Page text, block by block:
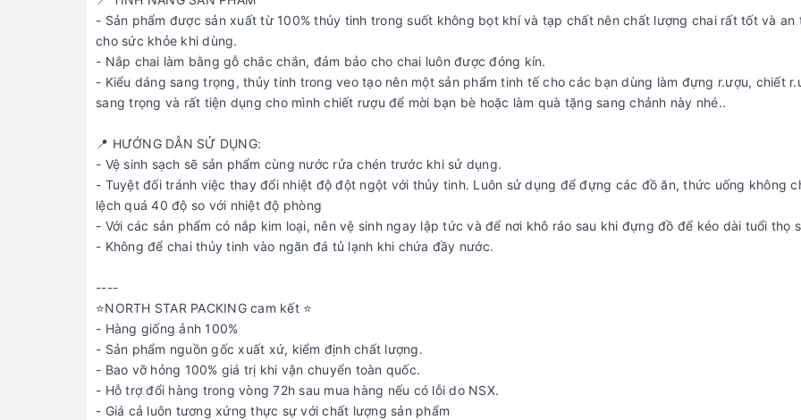
- Sản phẩm được sản xuất từ 100% thủy tinh trong suốt không bọt khí và tạp chất nên chất lượng chai rất tốt và an
cho sức khỏe khi dùng.
- Nắp chai làm bằng gỗ chắc chắn, đảm bảo cho chai luôn được đóng kín.
- Kiểu dáng sang trọng, thủy tinh trong veo tạo nên một sản phẩm tinh tế cho các bạn dùng làm đựng r.ượu, chiết
sang trọng và rất tiện dụng cho mình chiết rượu để mời bạn bè hoặc làm quà tặng sang chảnh này nhé..
📍 HƯỚNG DẪN SỬ DỤNG:
- Vệ sinh sạch sẽ sản phẩm cùng nước rửa chén trước khi sử dụng.
- Tuyệt đối tránh việc thay đổi nhiệt độ đột ngột với thủy tinh. Luôn sử dụng để đựng các đồ ăn, thức uống không
lệch quá 40 độ so với nhiệt độ phòng
- Với các sản phẩm có nắp kim loại, nên vệ sinh ngay lập tức và để nơi khô ráo sau khi đựng đồ để kéo dài tuổi thọ
- Không để chai thủy tinh vào ngăn đá tủ lạnh khi chứa đầy nước.
----
⭐️NORTH STAR PACKING cam kết ⭐️
- Hàng giống ảnh 100%
- Sản phẩm nguồn gốc xuất xứ, kiểm định chất lượng.
- Bao vỡ hỏng 100% giá trị khi vận chuyển toàn quốc.
- Hỗ trợ đổi hàng trong vòng 72h sau mua hàng nếu có lỗi do NSX.
- Giá cả luôn tương xứng thực sự với chất lượng sản phẩm